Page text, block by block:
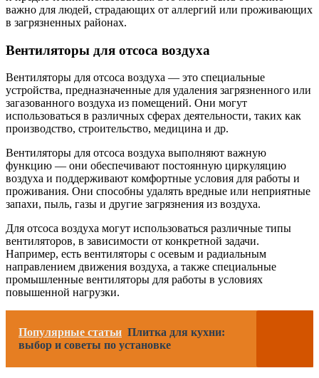
важно для людей, страдающих от аллергий или проживающих
в загрязненных районах.
Вентиляторы для отсоса воздуха
Вентиляторы для отсоса воздуха — это специальные
устройства, предназначенные для удаления загрязненного или
загазованного воздуха из помещений. Они могут
использоваться в различных сферах деятельности, таких как
производство, строительство, медицина и др.
Вентиляторы для отсоса воздуха выполняют важную
функцию — они обеспечивают постоянную циркуляцию
воздуха и поддерживают комфортные условия для работы и
проживания. Они способны удалять вредные или неприятные
запахи, пыль, газы и другие загрязнения из воздуха.
Для отсоса воздуха могут использоваться различные типы
вентиляторов, в зависимости от конкретной задачи.
Например, есть вентиляторы с осевым и радиальным
направлением движения воздуха, а также специальные
промышленные вентиляторы для работы в условиях
повышенной нагрузки.
Популярные статьи Плитка для кухни:
выбор и советы по установке